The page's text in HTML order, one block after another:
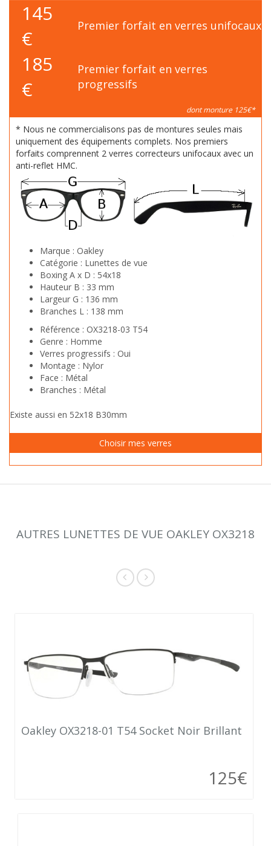
145
€
Premier forfait en verres unifocaux
185
€
Premier forfait en verres
progressifs
dont monture 125€*
* Nous ne commercialisons pas de montures seules mais
uniquement des équipements complets. Nos premiers
forfaits comprennent 2 verres correcteurs unifocaux avec un
anti-reflet HMC.
Marque : Oakley
Catégorie : Lunettes de vue
Boxing A x D : 54x18
Hauteur B : 33 mm
Largeur G : 136 mm
Branches L : 138 mm
Référence : OX3218-03 T54
Genre : Homme
Verres progressifs : Oui
Montage : Nylor
Face : Métal
Branches : Métal
Existe aussi en 52x18 B30mm
AUTRES LUNETTES DE VUE OAKLEY OX3218
Oakley OX3218-01 T54 Socket Noir Brillant
125€